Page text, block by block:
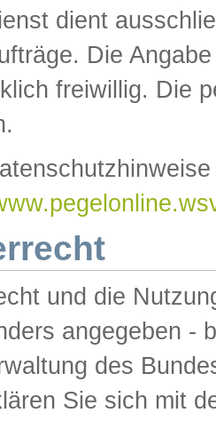
dient
Die
freiwillig. Die
und die
angegeben -
des
Sie sich mit